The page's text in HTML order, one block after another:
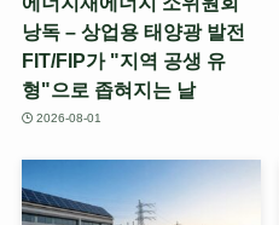
낭독 – 상업용 태양광 발전
FIT/FIP가 "지역 공생 유
형"으로 좁혀지는 날
2026-08-01